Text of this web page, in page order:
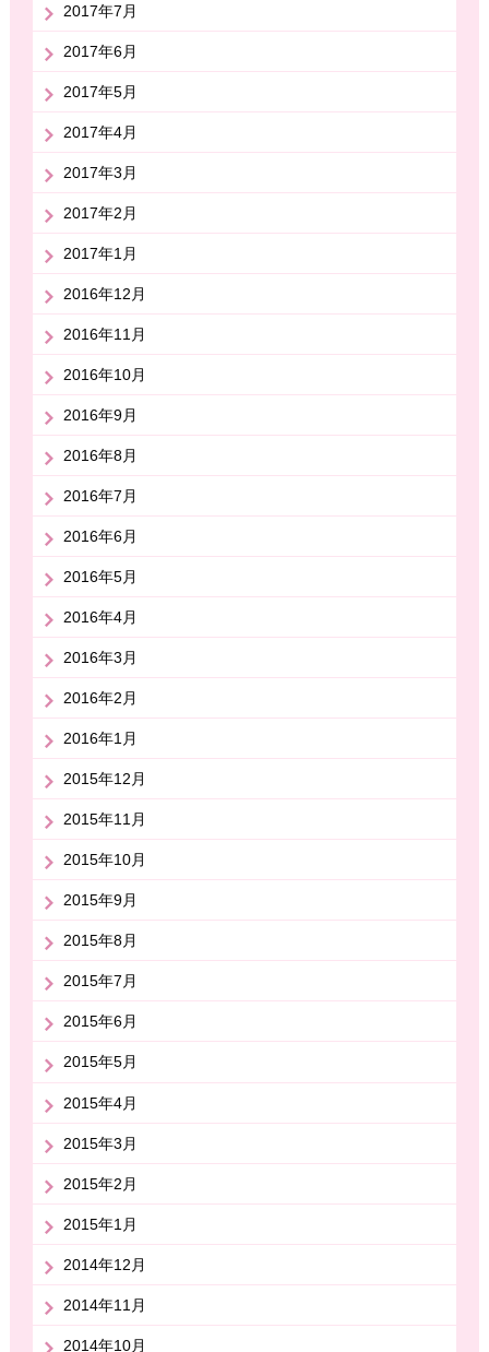
2017年7月
2017年6月
2017年5月
2017年4月
2017年3月
2017年2月
2017年1月
2016年12月
2016年11月
2016年10月
2016年9月
2016年8月
2016年7月
2016年6月
2016年5月
2016年4月
2016年3月
2016年2月
2016年1月
2015年12月
2015年11月
2015年10月
2015年9月
2015年8月
2015年7月
2015年6月
2015年5月
2015年4月
2015年3月
2015年2月
2015年1月
2014年12月
2014年11月
2014年10月